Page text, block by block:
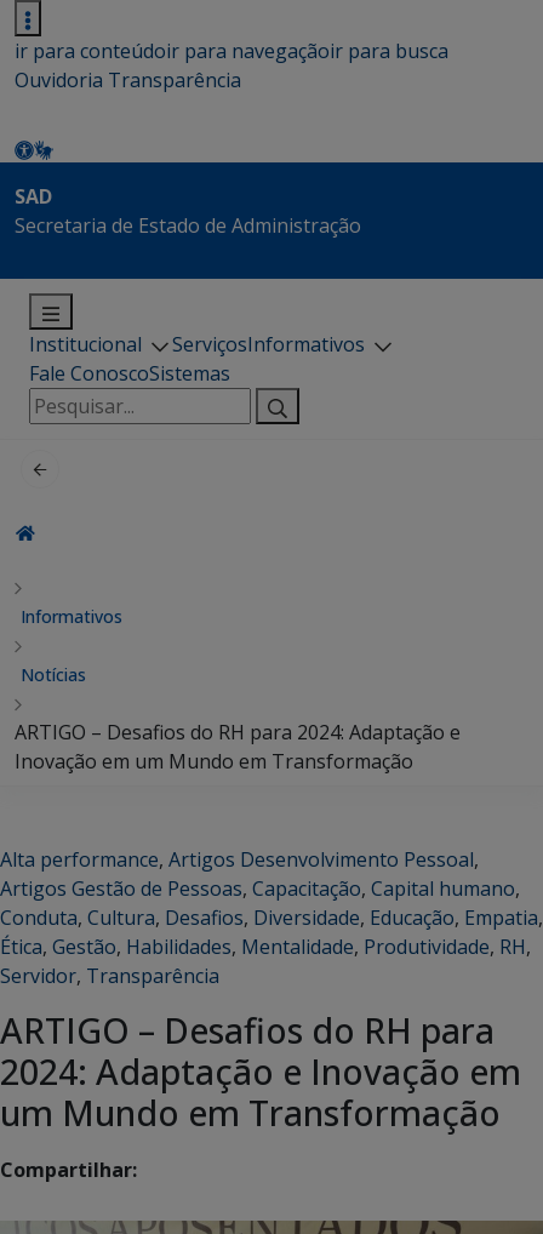
ir para conteúdoir para navegaçãoir para busca
Ouvidoria Transparência
SAD
Secretaria de Estado de Administração
Institucional ServiçosInformativos
Fale ConoscoSistemas
Pesquisar
por:
Informativos
Notícias
ARTIGO – Desafios do RH para 2024: Adaptação e
Inovação em um Mundo em Transformação
Alta performance, Artigos Desenvolvimento Pessoal,
Artigos Gestão de Pessoas, Capacitação, Capital humano,
Conduta, Cultura, Desafios, Diversidade, Educação, Empatia,
Ética, Gestão, Habilidades, Mentalidade, Produtividade, RH,
Servidor, Transparência
ARTIGO – Desafios do RH para
2024: Adaptação e Inovação em
um Mundo em Transformação
Compartilhar: